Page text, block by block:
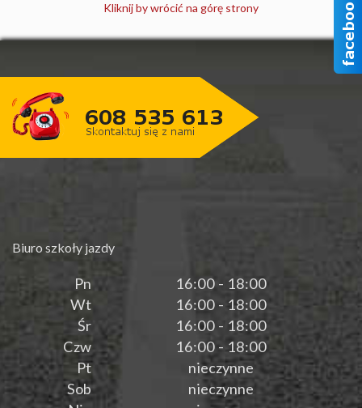
Kliknij by wrócić na górę strony
Biuro szkoły jazdy
Pn
16:00 - 18:00
Wt
16:00 - 18:00
Śr
16:00 - 18:00
Czw
16:00 - 18:00
Pt
nieczynne
Sob
nieczynne